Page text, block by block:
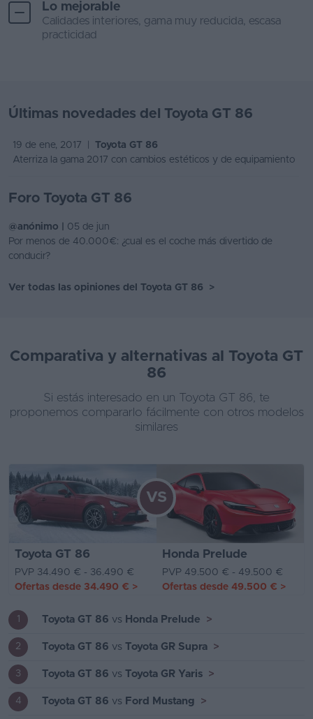
Lo mejorable
Calidades interiores, gama muy reducida, escasa
practicidad
Últimas novedades del Toyota GT 86
19 de ene, 2017 | Toyota GT 86
Aterriza la gama 2017 con cambios estéticos y de equipamiento
Foro Toyota GT 86
@anónimo |
05 de jun
Por menos de 40.000€: ¿cual es el coche más divertido de
conducir?
Ver todas las opiniones del Toyota GT 86 >
Comparativa y alternativas al Toyota GT
86
Si estás interesado en un Toyota GT 86, te
proponemos compararlo fácilmente con otros modelos
similares
Toyota GT 86 Honda Prelude
VS
PVP 34.490 € - 36.490 €
PVP 49.500 € - 49.500 €
Ofertas desde 34.490 € > Ofertas desde 49.500 € >
1 Toyota GT 86 vs Honda Prelude >
2 Toyota GT 86 vs Toyota GR Supra >
3 Toyota GT 86 vs Toyota GR Yaris >
4 Toyota GT 86 vs Ford Mustang >